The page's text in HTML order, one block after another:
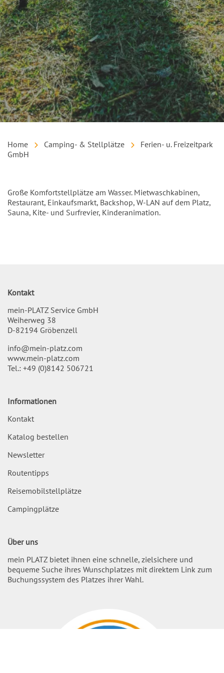
Home Camping- & Stellplätze
Ferien- u. Freizeitpark
GmbH
Einleitung
Große Komfortstellplätze am Wasser. Mietwaschkabinen,
Restaurant, Einkaufsmarkt, Backshop, W-LAN auf dem Platz,
Sauna, Kite- und Surfrevier, Kinderanimation.
Kontakt
mein-PLATZ Service GmbH
Weiherweg 38
D-82194 Gröbenzell
info@mein-platz.com
www.mein-platz.com
Tel.: +49 (0)8142 506721
Informationen
Kontakt
Katalog bestellen
Newsletter
Routentipps
Reisemobilstellplätze
Campingplätze
Über uns
mein PLATZ bietet ihnen eine schnelle, zielsichere und
bequeme Suche ihres Wunschplatzes mit direktem Link zum
Buchungssystem des Platzes ihrer Wahl.